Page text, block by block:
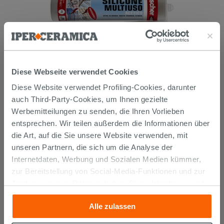
Diese Webseite verwendet Cookies
Diese Website verwendet Profiling-Cookies, darunter
auch Third-Party-Cookies, um Ihnen gezielte
Werbemitteilungen zu senden, die Ihren Vorlieben
entsprechen. Wir teilen außerdem die Informationen über
die Art, auf die Sie unsere Website verwenden, mit
unseren Partnern, die sich um die Analyse der
Internetdaten, Werbung und Sozialen Medien kümmer,
zur Bereitstellung von Social-Media-Funktionen und zur
anderen Informationen, die Sie ihnen geliefert haben oder
die sie aufgrund Ihrer Verwendung ihrer Dienste
gesammelt haben, kombinieren. Falls Sie mehr wissen
Alle zulassen
TRANSPARENT
9,90 € /STK.
IN DEN WARENKORB LEGEN